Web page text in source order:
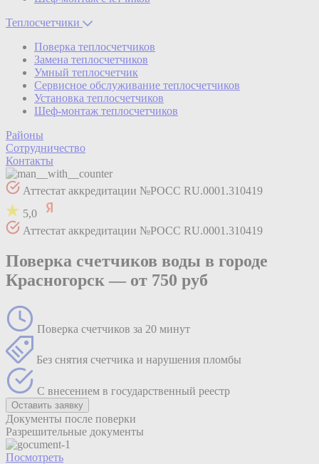
Теплосчетчики
Поверка теплосчетчиков
Замена теплосчетчиков
Умный теплосчетчик
Сервисное обслуживание теплосчетчиков
Установка теплосчетчиков
Шеф-монтаж теплосчетчиков
Районы
Сотрудничество
Контакты
Аттестат аккредитации №РОСС RU.0001.310419
5,0
Аттестат аккредитации №РОСС RU.0001.310419
Поверка счетчиков воды в городе
Красногорск — от 750 руб
Поверка счетчиков за 20 минут
Без снятия счетчика и нарушения пломбы
С внесением в государственный реестр
Оставить заявку
Документы после поверки
Разрешительные документы
Посмотреть